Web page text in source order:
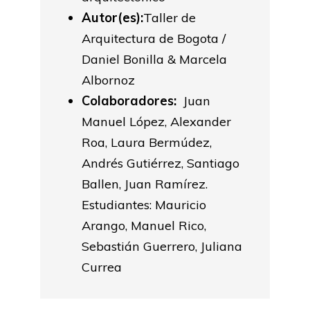
Autor(es):Taller de
Arquitectura de Bogota /
Daniel Bonilla & Marcela
Albornoz
Colaboradores: Juan
Manuel López, Alexander
Roa, Laura Bermúdez,
Andrés Gutiérrez, Santiago
Ballen, Juan Ramírez.
Estudiantes: Mauricio
Arango, Manuel Rico,
Sebastián Guerrero, Juliana
Currea